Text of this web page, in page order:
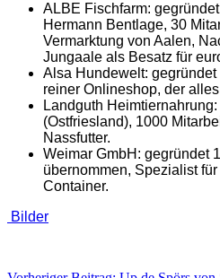
ALBE Fischfarm:
Hermann Bentlage, 30
Vermarktung von Aalen,
Jungaale als Besatz für
Alsa Hundewelt: gegründet
reiner Onlineshop, der
Landguth
(Ostfriesland), 1000
Nassfutter.
Weimar GmbH: gegründet
übernommen, Spezialist
Container.
Bilder